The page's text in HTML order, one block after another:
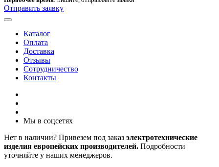
Отправить заявку
Каталог
Оплата
Доставка
Отзывы
Сотрудничество
Контакты
Мы в соцсетях
Нет в наличии? Привезем под заказ электротехнические
изделия европейских производителей. Подробности
уточняйте у наших менеджеров.